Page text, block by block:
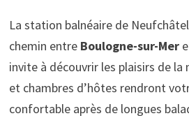
La station balnéaire de
chemin entre Boulogne-sur-Mer
invite à découvrir les plaisirs de la
et chambres d’hôtes rendront
confortable après de longues